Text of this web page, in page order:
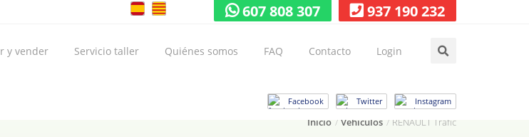
937 190 232
607 808 307
y vender Servicio taller Quiénes somos FAQ Contacto Login
Facebook Twitter Instagram
Inicio Vehículos RENAULT Trafic